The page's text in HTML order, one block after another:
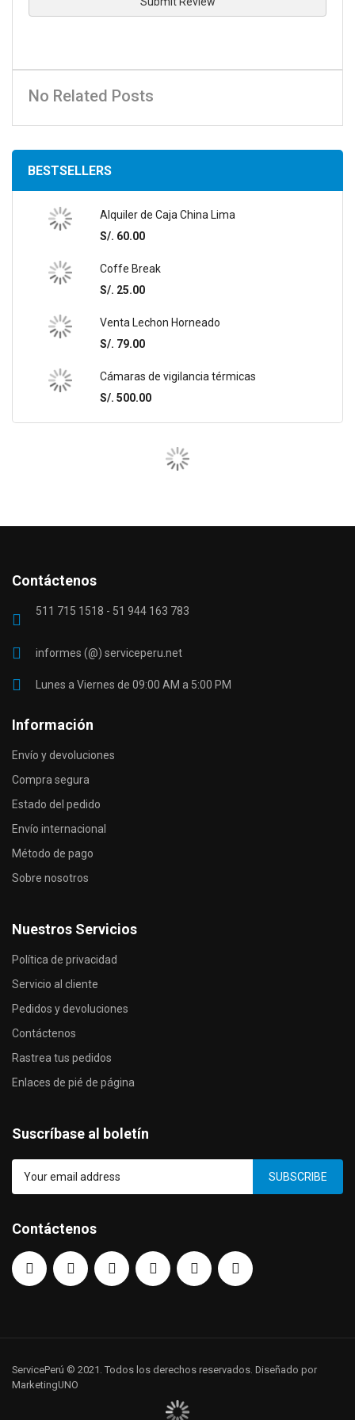
No Related Posts
BESTSELLERS
Alquiler de Caja China Lima
S/. 60.00
Coffe Break
S/. 25.00
Venta Lechon Horneado
S/. 79.00
Cámaras de vigilancia térmicas
S/. 500.00
Contáctenos
511 715 1518 - 51 944 163 783
informes (@) serviceperu.net
Lunes a Viernes de 09:00 AM a 5:00 PM
Información
Envío y devoluciones
Compra segura
Estado del pedido
Envío internacional
Método de pago
Sobre nosotros
Nuestros Servicios
Política de privacidad
Servicio al cliente
Pedidos y devoluciones
Contáctenos
Rastrea tus pedidos
Enlaces de pié de página
Suscríbase al boletín
SUBSCRIBE
Contáctenos
ServicePerú © 2021. Todos los derechos reservados. Diseñado por
MarketingUNO